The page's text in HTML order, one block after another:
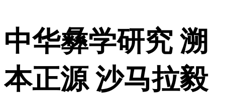
中华彝学研究 溯
本正源 沙马拉毅